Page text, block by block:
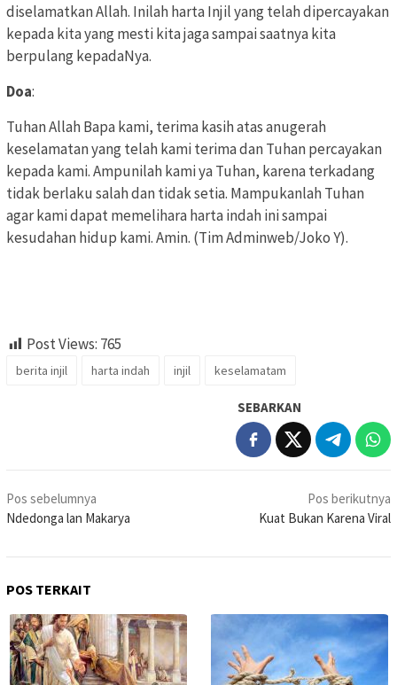
diselamatkan Allah. Inilah harta Injil yang telah dipercayakan
kepada kita yang mesti kita jaga sampai saatnya kita
berpulang kepadaNya.
Doa:
Tuhan Allah Bapa kami, terima kasih atas anugerah
keselamatan yang telah kami terima dan Tuhan percayakan
kepada kami. Ampunilah kami ya Tuhan, karena terkadang
tidak berlaku salah dan tidak setia. Mampukanlah Tuhan
agar kami dapat memelihara harta indah ini sampai
kesudahan hidup kami. Amin. (Tim Adminweb/Joko Y).
Post Views: 765
berita injil harta indah injil keselamatam
SEBARKAN
Navigasi
pos
Pos sebelumnya
Ndedonga lan Makarya
Pos berikutnya
Kuat Bukan Karena Viral
POS TERKAIT